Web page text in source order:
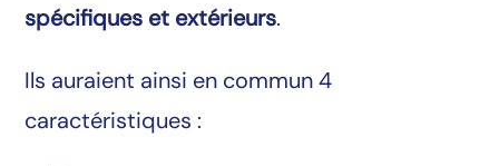
spécifiques et extérieurs.
Ils auraient ainsi en commun 4
caractéristiques :